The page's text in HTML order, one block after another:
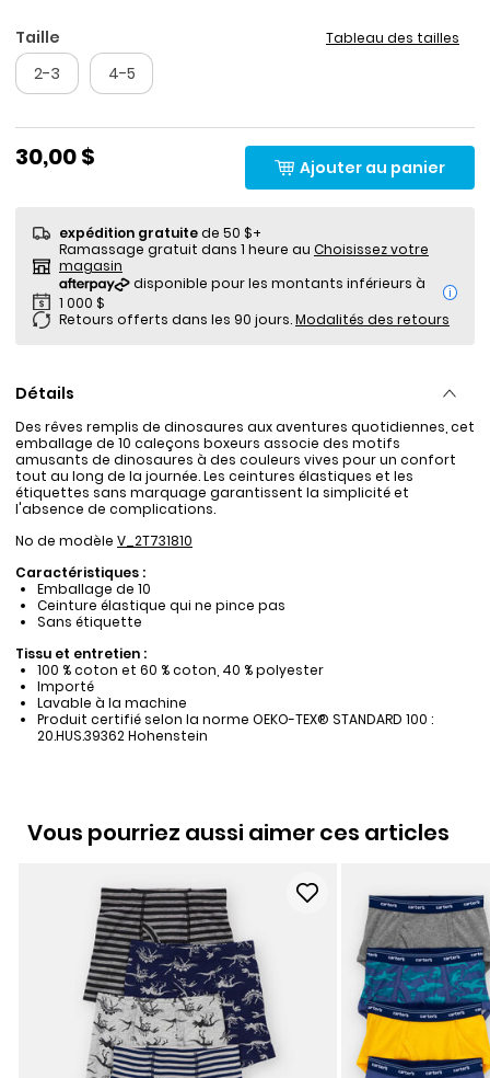
Taille Tableau des tailles
2-3 4-5
30,00 $ Ajouter au panier
expédition gratuitede 50 $+
Ramassage gratuit dans 1 heure au Choisissez votre
magasin
i
Retours offerts dans les 90 jours.Modalités des retours
Détails
Des rêves remplis de dinosaures aux aventures quotidiennes, cet
emballage de 10 caleçons boxeurs associe des motifs
amusants de dinosaures à des couleurs vives pour un confort
tout au long de la journée. Les ceintures élastiques et les
étiquettes sans marquage garantissent la simplicité et
l'absence de complications.
No de modèle V_2T731810
Caractéristiques :
Emballage de 10
Ceinture élastique qui ne pince pas
Sans étiquette
Tissu et entretien :
100 % coton et 60 % coton, 40 % polyester
Importé
Lavable à la machine
Produit certifié selon la norme OEKO-TEX® STANDARD 100 :
20.HUS.39362 Hohenstein
Vous pourriez aussi aimer ces articles